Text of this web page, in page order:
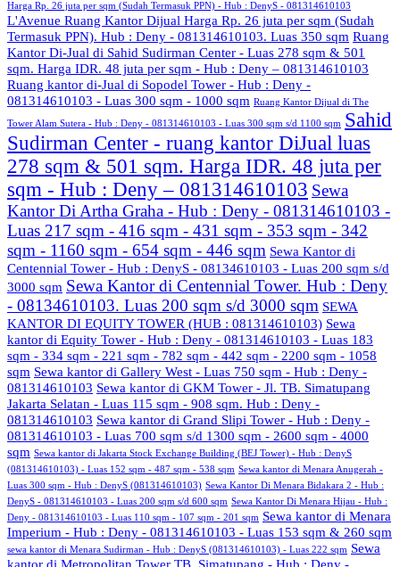
Harga Rp. 26 juta per sqm (Sudah Termasuk PPN) - Hub : DenyS - 081314610103
L'Avenue Ruang Kantor Dijual Harga Rp. 26 juta per sqm (Sudah
Termasuk PPN). Hub : Deny - 081314610103. Luas 350 sqm Ruang
Kantor Di-Jual di Sahid Sudirman Center - Luas 278 sqm & 501
sqm. Harga IDR. 48 juta per sqm - Hub : Deny – 081314610103
Ruang kantor di-Jual di Sopodel Tower - Hub : Deny -
081314610103 - Luas 300 sqm - 1000 sqm Ruang Kantor Dijual di The
Tower Alam Sutera - Hub : Deny - 081314610103 - Luas 300 sqm s/d 1100 sqm Sahid
Sudirman Center - ruang kantor DiJual luas
278 sqm & 501 sqm. Harga IDR. 48 juta per
sqm - Hub : Deny – 081314610103 Sewa
Kantor Di Artha Graha - Hub : Deny - 081314610103 -
Luas 217 sqm - 416 sqm - 431 sqm - 353 sqm - 342
sqm - 1160 sqm - 654 sqm - 446 sqm Sewa Kantor di
Centennial Tower - Hub : DenyS - 08134610103 - Luas 200 sqm s/d
3000 sqm Sewa Kantor di Centennial Tower. Hub : Deny
- 08134610103. Luas 200 sqm s/d 3000 sqm SEWA
KANTOR DI EQUITY TOWER (HUB : 081314610103) Sewa
kantor di Equity Tower - Hub : Deny - 081314610103 - Luas 183
sqm - 334 sqm - 221 sqm - 782 sqm - 442 sqm - 2200 sqm - 1058
sqm Sewa kantor di Gallery West - Luas 750 sqm - Hub : Deny -
081314610103 Sewa kantor di GKM Tower - Jl. TB. Simatupang
Jakarta Selatan - Luas 115 sqm - 908 sqm. Hub : Deny -
081314610103 Sewa kantor di Grand Slipi Tower - Hub : Deny -
081314610103 - Luas 700 sqm s/d 1300 sqm - 2600 sqm - 4000
sqm Sewa kantor di Jakarta Stock Exchange Building (BEJ Tower) - Hub : DenyS
(081314610103) - Luas 152 sqm - 487 sqm - 538 sqm Sewa kantor di Menara Anugerah -
Luas 300 sqm - Hub : DenyS (081314610103) Sewa Kantor Di Menara Bidakara 2 - Hub :
DenyS - 081314610103 - Luas 200 sqm s/d 600 sqm Sewa Kantor Di Menara Hijau - Hub :
Deny - 081314610103 - Luas 110 sqm - 107 sqm - 201 sqm Sewa kantor di Menara
Imperium - Hub : Deny - 081314610103 - Luas 153 sqm & 260 sqm
sewa kantor di Menara Sudirman - Hub : DenyS (081314610103) - Luas 222 sqm Sewa